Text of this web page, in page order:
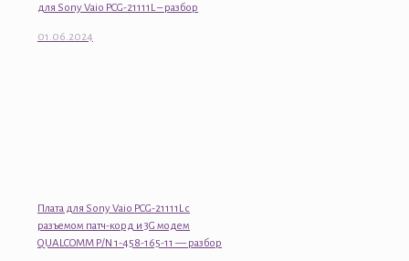
для Sony Vaio PCG-21111L – разбор
01.06.2024
Плата для Sony Vaio PCG-21111L с
разъемом патч-корд и 3G модем
QUALCOMM P/N 1-458-165-11 — разбор